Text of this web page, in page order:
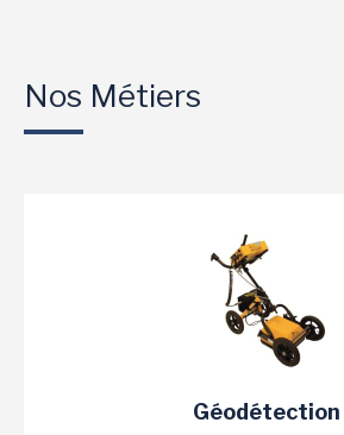
Nos Métiers
Géodétection